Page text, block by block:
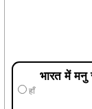
भारत में मनु
हाँ